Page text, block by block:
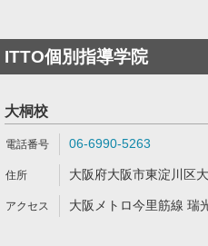
ITTO個別指導学院
大桐校
06-6990-5263
大阪府大阪市東淀川区
大阪メトロ今里筋線 瑞